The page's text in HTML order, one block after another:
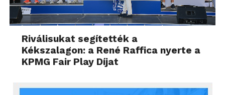
Riválisukat segítették a
Kékszalagon: a René Raffica nyerte a
KPMG Fair Play Díjat